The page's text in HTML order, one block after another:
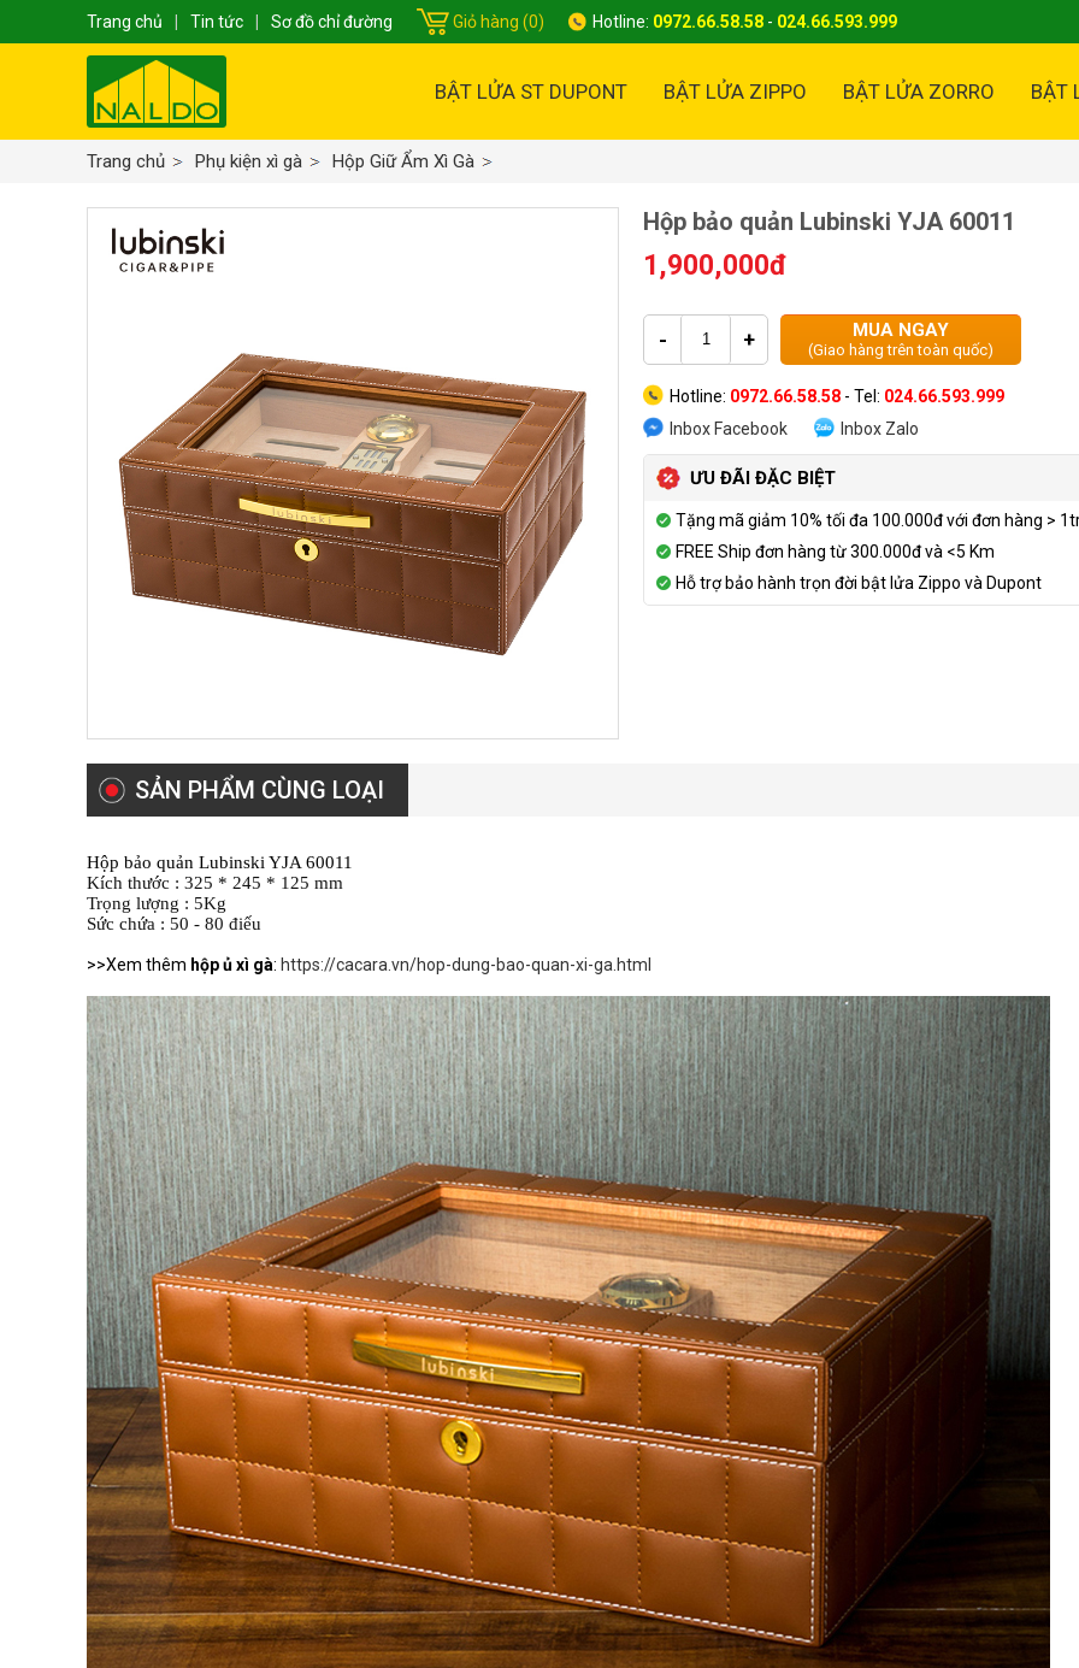
BẬT
BẬT LỬA ZORRO
BẬT LỬA ZIPPO
BẬT LỬA ST DUPONT
Trang chủ Phụ kiện xì gà Hộp Giữ Ẩm Xì Gà
Hộp bảo quản Lubinski YJA 60011
1,900,000đ
- + MUA NGAY
(Giao hàng trên toàn quốc)
Hotline: 0972.66.58.58 - Tel: 024.66.593.999
Inbox Facebook
Inbox Zalo
ƯU ĐÃI ĐẶC BIỆT
Tặng mã giảm 10% tối đa 100.000đ với đơn hàng >
FREE Ship đơn hàng từ 300.000đ và <5 Km
Hỗ trợ bảo hành trọn đời bật lửa Zippo và Dupont
SẢN PHẨM CÙNG LOẠI
Hộp bảo quản Lubinski YJA 60011
Kích thước : 325 * 245 * 125 mm
Trọng lượng : 5Kg
Sức chứa : 50 - 80 điếu
>>Xem thêm hộp ủ xì gà: https://cacara.vn/hop-dung-bao-quan-xi-ga.html
Trang chủ Tin tức Sơ đồ chỉ đường Giỏ hàng (0) Hotline: 0972.66.58.58 - 024.66.593.999